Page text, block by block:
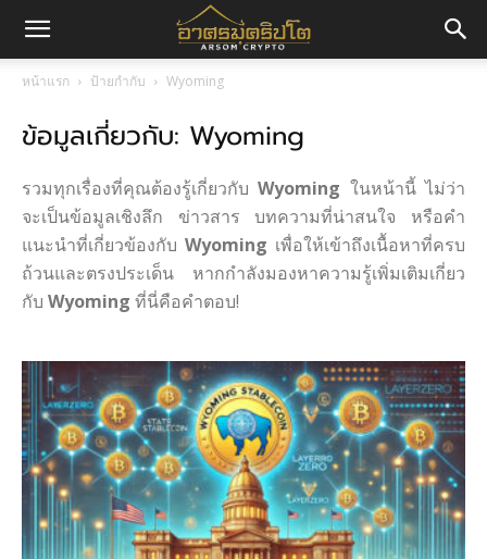
มค
ปโต
หน้าแรก ป้ายกำกับ Wyoming
ข้อมูลเกี่ยวกับ: Wyoming
รวมทุกเรื่องที่คุณต้องรู้เกี่ยวกับWyoming ในหน้านี้ ไม่ว่า
จะเป็นข้อมูลเชิงลึก ข่าวสาร บทความที่น่าสนใจ หรือคำ
แนะนำที่เกี่ยวข้องกับ Wyoming เพื่อให้เข้าถึงเนื้อหาที่ครบ
ถ้วนและตรงประเด็น หากกำลังมองหาความรู้เพิ่มเติมเกี่ยว
กับ Wyoming ที่นี่คือคำตอบ!